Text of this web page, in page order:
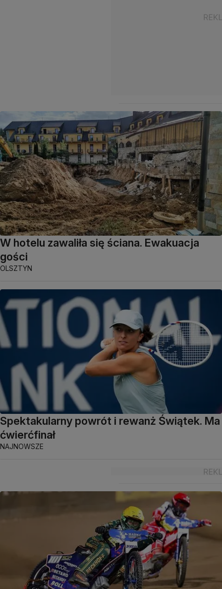
W hotelu zawaliła się ściana. Ewakuacja
gości
OLSZTYN
Spektakularny powrót i rewanż Świątek. Ma
ćwierćfinał
NAJNOWSZE